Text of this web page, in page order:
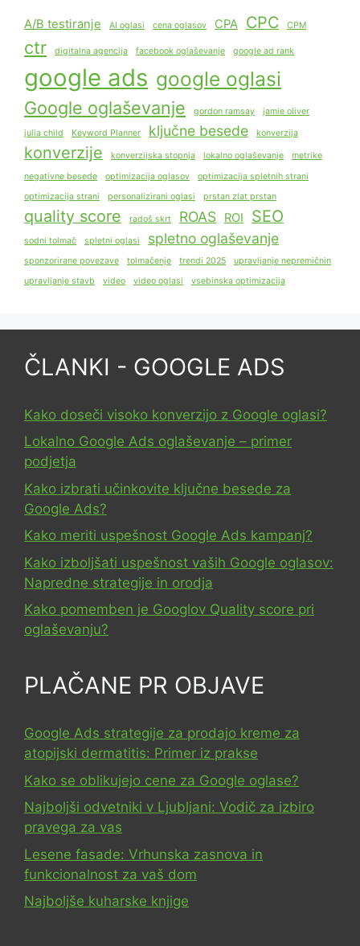
A/B testiranje AI oglasi cena oglasov CPA CPC CPM
ctr digitalna agencija facebook oglaševanje google ad rank
google ads google oglasi
Google oglaševanje gordon ramsay jamie oliver
julia child Keyword Planner ključne besede konverzija
konverzije konverzijska stopnja lokalno oglaševanje
metrike
negativne besede
optimizacija oglasov
optimizacija spletnih strani
optimizacija strani
personalizirani oglasi prstan zlat prstan
quality score radoš skrt ROAS ROI SEO
sodni tolmač spletni oglasi spletno oglaševanje
sponzorirane povezave tolmačenje trendi 2025
upravljanje nepremičnin
upravljanje stavb
video video oglasi vsebinska optimizacija
ČLANKI - GOOGLE ADS
Kako doseči visoko konverzijo z Google oglasi?
Lokalno Google Ads oglaševanje – primer
podjetja
Kako izbrati učinkovite ključne besede za
Google Ads?
Kako meriti uspešnost Google Ads kampanj?
Kako izboljšati uspešnost vaših Google oglasov:
Napredne strategije in orodja
Kako pomemben je Googlov Quality score pri
oglaševanju?
PLAČANE PR OBJAVE
Google Ads strategije za prodajo kreme za
atopijski dermatitis: Primer iz prakse
Kako se oblikujejo cene za Google oglase?
Najboljši odvetniki v Ljubljani: Vodič za izbiro
pravega za vas
Lesene fasade: Vrhunska zasnova in
funkcionalnost za vaš dom
Najboljše kuharske knjige